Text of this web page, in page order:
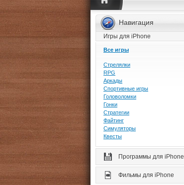
Навигация
Игры для iPhone
Все игры
Стрелялки
RPG
Аркады
Спортивные игры
Головоломки
Гонки
Стратегии
Файтинг
Симуляторы
Квесты
Программы для iPhone
Фильмы для iPhone